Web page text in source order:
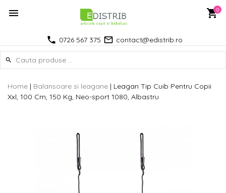
0
0726 567 375 contact@edistrib.ro
Home | Balansoare si leagane | Leagan Tip Cuib Pentru Copii
Xxl, 100 Cm, 150 Kg, Neo-sport 1080, Albastru